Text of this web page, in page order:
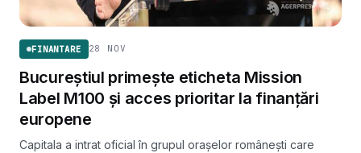
FINANTARE 28 NOV
Bucureștiul primește eticheta Mission
Label M100 și acces prioritar la finanțări
europene
Capitala a intrat oficial în grupul orașelor românești care